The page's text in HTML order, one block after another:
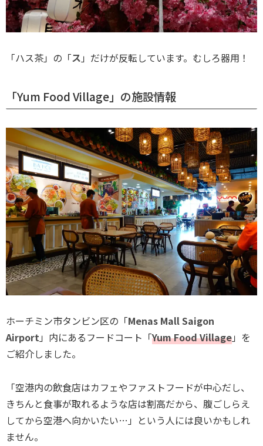
「ハス茶」の「ス 」だけが反転しています。むしろ器用！
「Yum Food Village」の施設情報
ホーチミン市タンビン区の「Menas Mall Saigon
Airport」内にあるフードコート「Yum Food Village」を
ご紹介しました。
「空港内の飲食店はカフェやファストフードが中心だし、
きちんと食事が取れるような店は割高だから、腹ごしらえ
してから空港へ向かいたい…」という人には良いかもしれ
ません。